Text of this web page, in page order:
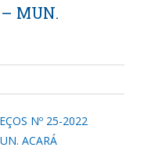
MUN.
Nº 25-2022
ACARÁ